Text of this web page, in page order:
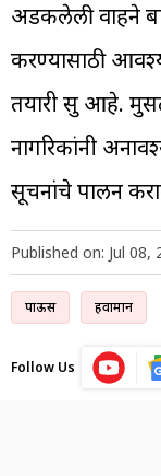
अडकलेली वाहने
करण्यासाठी
तयारी सुरू आहे.
नागरिकांनी
सूचनांचे पालन
Published on: Jul 08,
पाऊस हवामान
Follow Us